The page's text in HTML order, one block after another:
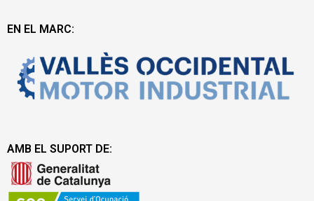
EN EL MARC:
AMB EL SUPORT DE: